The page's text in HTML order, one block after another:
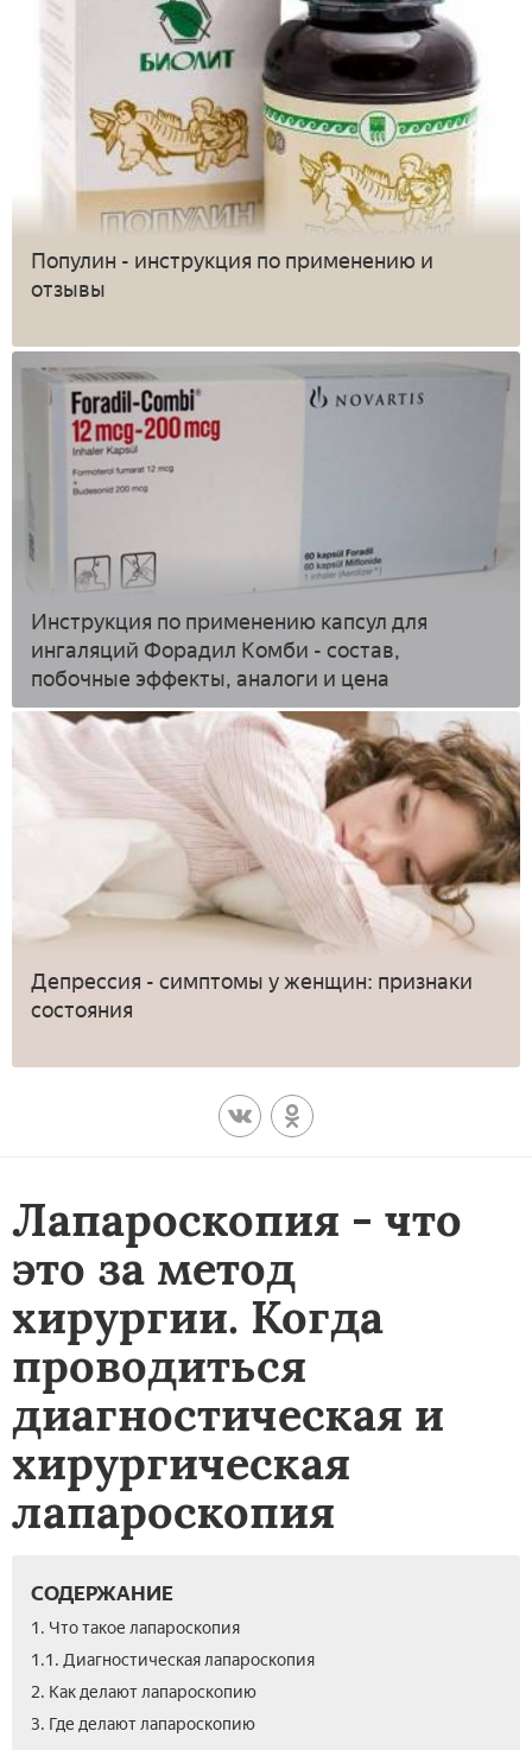
Популин - инструкция по применению и
отзывы
Инструкция по применению капсул для
ингаляций Форадил Комби - состав,
побочные эффекты, аналоги и цена
Депрессия - симптомы у женщин: признаки
состояния
Лапароскопия - что
это за метод
хирургии. Когда
проводиться
диагностическая и
хирургическая
лапароскопия
СОДЕРЖАНИЕ
1. Что такое лапароскопия
1.1. Диагностическая лапароскопия
2. Как делают лапароскопию
3. Где делают лапароскопию